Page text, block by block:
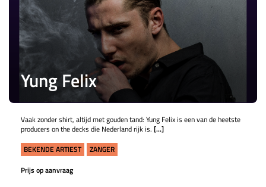
Yung Felix
Vaak zonder shirt, altijd met gouden tand: Yung Felix is een van de heetste
producers on the decks die Nederland rijk is. [...]
BEKENDE ARTIEST
ZANGER
Prijs op aanvraag